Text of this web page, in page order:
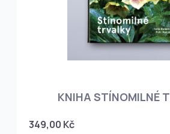
KNIHA STÍNOMILNÉ
349,00 Kč